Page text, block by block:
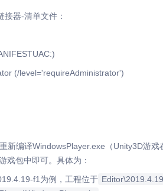
器-清单文件：
(/level='requireAdministrator')
新编译WindowsPlayer.exe（Unity3D游
戏包中即可。具体为：
f1为例，工程位于